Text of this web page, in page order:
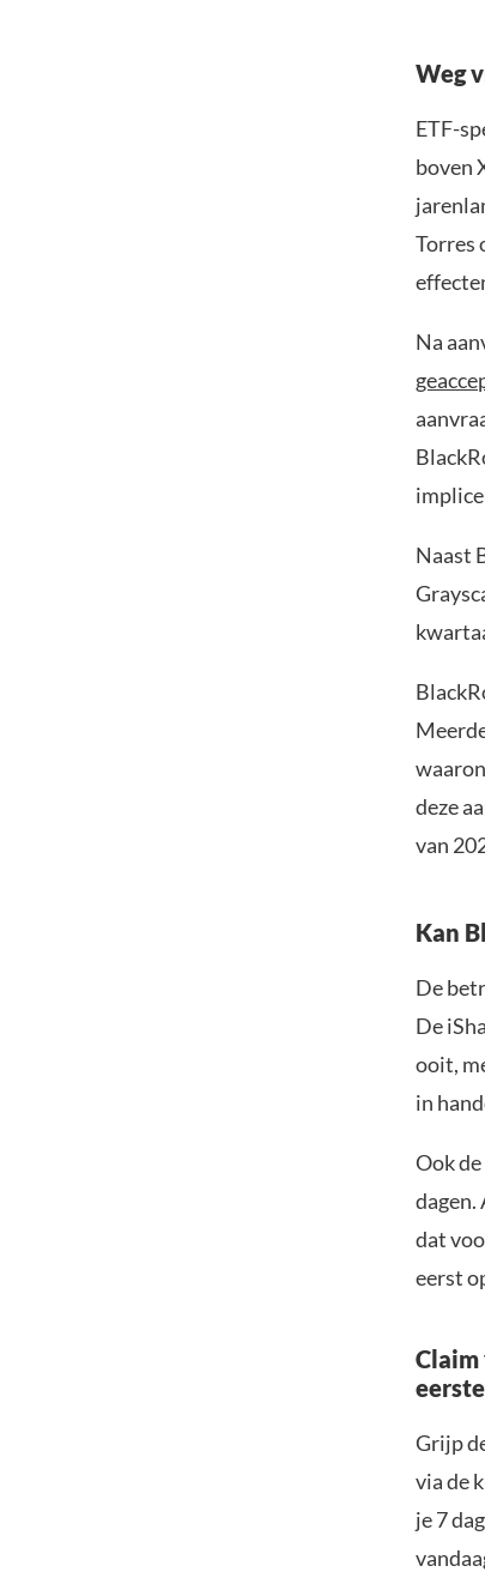
Weg
ETF-
boven
Torres
Na
Naast
deze
van
Kan
De
De
ooit,
in
Ook
dagen.
dat
eerst
Claim
Grijp
via de
je 7